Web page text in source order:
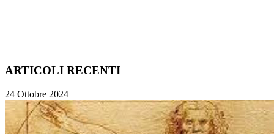
ARTICOLI RECENTI
24 Ottobre 2024